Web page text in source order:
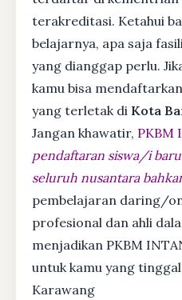
terakreditasi. Ketahui
belajarnya, apa saja
yang dianggap perlu.
kamu bisa
yang terletak di Kota
Jangan khawatir, PKBM
pendaftaran siswa/i
seluruh nusantara
pembelajaran daring/
profesional dan ahli
menjadikan PKBM
untuk kamu yang
Karawang